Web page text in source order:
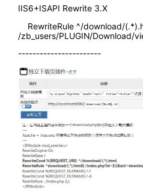
IIS6+ISAPI Rewrite 3.X
RewriteRule ^/download/
/zb_users/PLUGIN/Download/
-----------------------